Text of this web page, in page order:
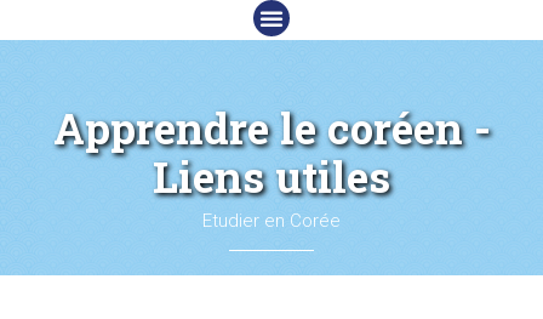
Apprendre le coréen -
Liens utiles
Etudier en Corée